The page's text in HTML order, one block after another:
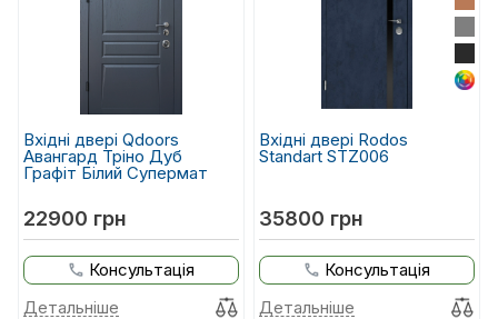
Вхідні двері Qdoors
Авангард Тріно Дуб
Графіт Білий Супермат
22900 грн
Консультація
Детальніше
Вхідні двері Rodos
Standart STZ006
35800 грн
Консультація
Детальніше